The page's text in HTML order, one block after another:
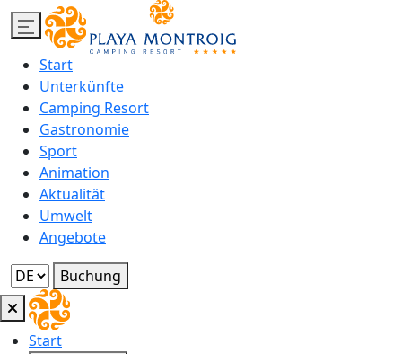
Start
Unterkünfte
Camping Resort
Gastronomie
Sport
Animation
Aktualität
Umwelt
Angebote
Buchung
Start